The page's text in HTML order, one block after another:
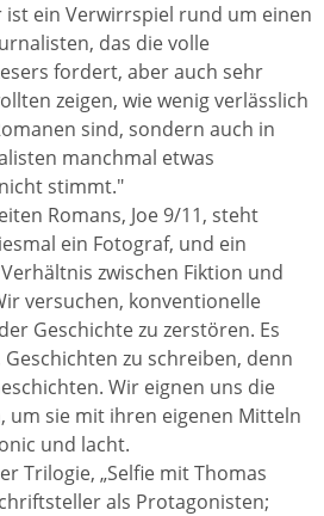
ist ein Verwirrspiel rund um einen
das die volle
fordert, aber auch sehr
zeigen, wie wenig verlässlich
sind, sondern auch in
manchmal etwas
stimmt."
Romans, Joe 9/11, steht
ein Fotograf, und ein
zwischen Fiktion und
versuchen, konventionelle
Geschichte zu zerstören. Es
zu schreiben, denn
Wir eignen uns die
um sie mit ihren eigenen Mitteln
und lacht.
Trilogie, „Selfie mit Thomas
als Protagonisten;